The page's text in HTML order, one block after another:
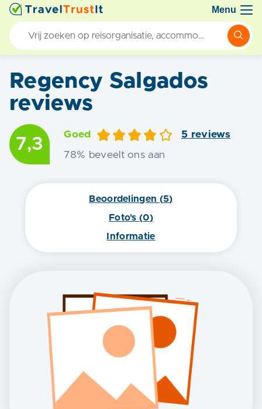
Menu
Regency Salgados
reviews
7,3
Goed 5 reviews
78% beveelt ons aan
Beoordelingen (5)
Foto's (0)
Informatie